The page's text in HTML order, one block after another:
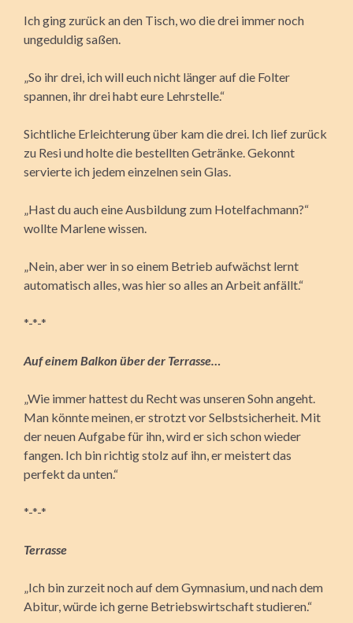
Ich ging zurück an den Tisch, wo die drei immer noch
ungeduldig saßen.
„So ihr drei, ich will euch nicht länger auf die Folter
spannen, ihr drei habt eure Lehrstelle.“
Sichtliche Erleichterung über kam die drei. Ich lief zurück
zu Resi und holte die bestellten Getränke. Gekonnt
servierte ich jedem einzelnen sein Glas.
„Hast du auch eine Ausbildung zum Hotelfachmann?“
wollte Marlene wissen.
„Nein, aber wer in so einem Betrieb aufwächst lernt
automatisch alles, was hier so alles an Arbeit anfällt.“
*-*-*
Auf einem Balkon über der Terrasse…
„Wie immer hattest du Recht was unseren Sohn angeht.
Man könnte meinen, er strotzt vor Selbstsicherheit. Mit
der neuen Aufgabe für ihn, wird er sich schon wieder
fangen. Ich bin richtig stolz auf ihn, er meistert das
perfekt da unten.“
*-*-*
Terrasse
„Ich bin zurzeit noch auf dem Gymnasium, und nach dem
Abitur, würde ich gerne Betriebswirtschaft studieren.“